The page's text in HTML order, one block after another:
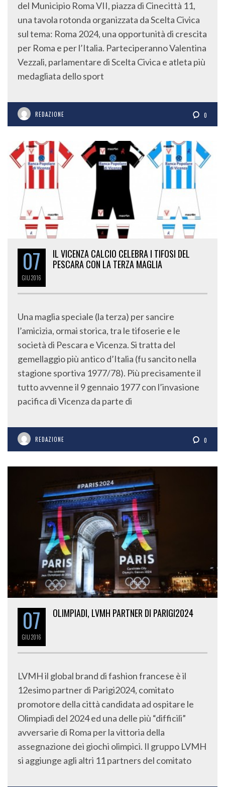
del Municipio Roma VII, piazza di Cinecittà 11,
una tavola rotonda organizzata da Scelta Civica
sul tema: Roma 2024, una opportunità di crescita
per Roma e per l’Italia. Parteciperanno Valentina
Vezzali, parlamentare di Scelta Civica e atleta più
medagliata dello sport
REDAZIONE 0
07
GIU2016
IL VICENZA CALCIO CELEBRA I TIFOSI DEL
PESCARA CON LA TERZA MAGLIA
Una maglia speciale (la terza) per sancire
l’amicizia, ormai storica, tra le tifoserie e le
società di Pescara e Vicenza. Si tratta del
gemellaggio più antico d’Italia (fu sancito nella
stagione sportiva 1977/78). Più precisamente il
tutto avvenne il 9 gennaio 1977 con l’invasione
pacifica di Vicenza da parte di
REDAZIONE 0
07
GIU2016
OLIMPIADI, LVMH PARTNER DI PARIGI2024
LVMH il global brand di fashion francese è il
12esimo partner di Parigi2024, comitato
promotore della città candidata ad ospitare le
Olimpiadi del 2024 ed una delle più “difficili”
avversarie di Roma per la vittoria della
assegnazione dei giochi olimpici. Il gruppo LVMH
si aggiunge agli altri 11 partners del comitato